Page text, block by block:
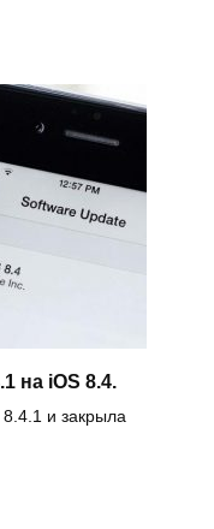
на iOS 8.4.
и закрыла